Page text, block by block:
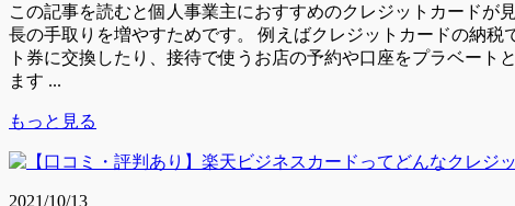
この記事を読むと個人事業主におすすめのクレジットカード
長の手取りを増やすためです。 例えばクレジットカードの納
ト券に交換したり、接待で使うお店の予約や口座をプラベー
ます ...
もっと見る
2021/10/13